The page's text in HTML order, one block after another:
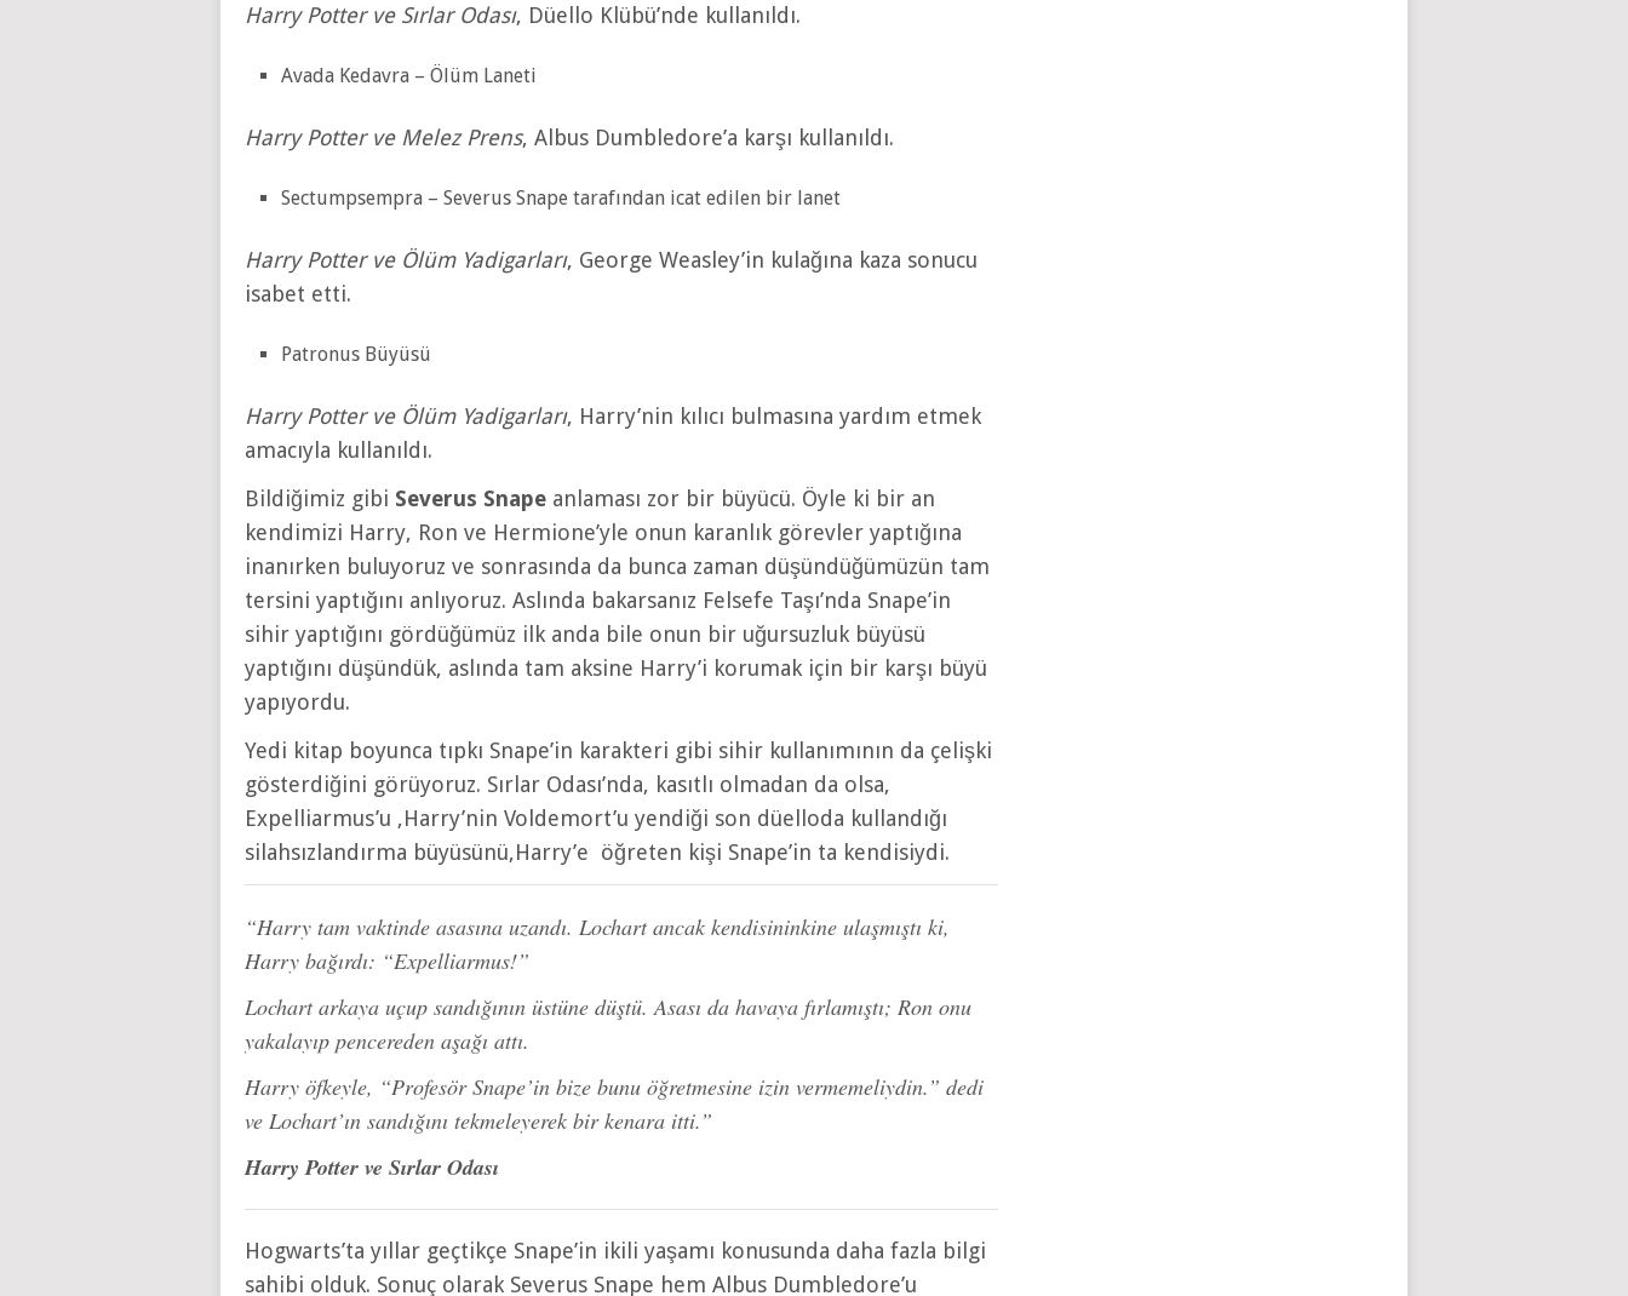
Harry Potter ve Sırlar Odası, Düello Klübü’nde kullanıldı.
Avada Kedavra – Ölüm Laneti
Harry Potter ve Melez Prens, Albus Dumbledore’a karşı kullanıldı.
Sectumpsempra – Severus Snape tarafından icat edilen bir lanet
Harry Potter ve Ölüm Yadigarları, George Weasley’in kulağına kaza sonucu
isabet etti.
Patronus Büyüsü
Harry Potter ve Ölüm Yadigarları, Harry’nin kılıcı bulmasına yardım etmek
amacıyla kullanıldı.
Bildiğimiz gibi Severus Snape anlaması zor bir büyücü. Öyle ki bir an
kendimizi Harry, Ron ve Hermione’yle onun karanlık görevler yaptığına
inanırken buluyoruz ve sonrasında da bunca zaman düşündüğümüzün tam
tersini yaptığını anlıyoruz. Aslında bakarsanız Felsefe Taşı’nda Snape’in
sihir yaptığını gördüğümüz ilk anda bile onun bir uğursuzluk büyüsü
yaptığını düşündük, aslında tam aksine Harry’i korumak için bir karşı büyü
yapıyordu.
Yedi kitap boyunca tıpkı Snape’in karakteri gibi sihir kullanımının da çelişki
gösterdiğini görüyoruz. Sırlar Odası’nda, kasıtlı olmadan da olsa,
Expelliarmus’u ,Harry’nin Voldemort’u yendiği son düelloda kullandığı
silahsızlandırma büyüsünü,Harry’e öğreten kişi Snape’in ta kendisiydi.
“Harry tam vaktinde asasına uzandı. Lochart ancak kendisininkine ulaşmıştı ki,
Harry bağırdı: “Expelliarmus!”
Lochart arkaya uçup sandığının üstüne düştü. Asası da havaya fırlamıştı; Ron onu
yakalayıp pencereden aşağı attı.
Harry öfkeyle, “Profesör Snape’in bize bunu öğretmesine izin vermemeliydin.” dedi
ve Lochart’ın sandığını tekmeleyerek bir kenara itti.”
Harry Potter ve Sırlar Odası
Hogwarts’ta yıllar geçtikçe Snape’in ikili yaşamı konusunda daha fazla bilgi
sahibi olduk. Sonuç olarak Severus Snape hem Albus Dumbledore’u